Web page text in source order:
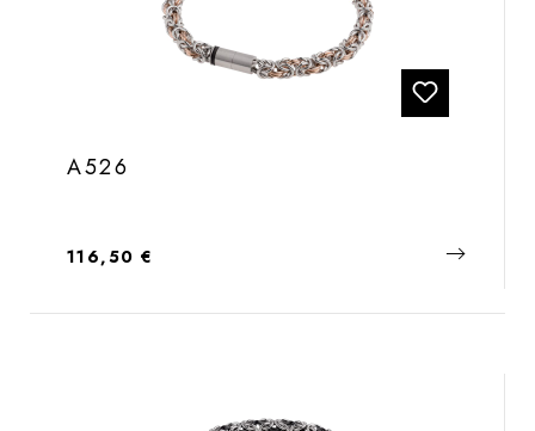
A526
Regulärer Preis:
116,50 €